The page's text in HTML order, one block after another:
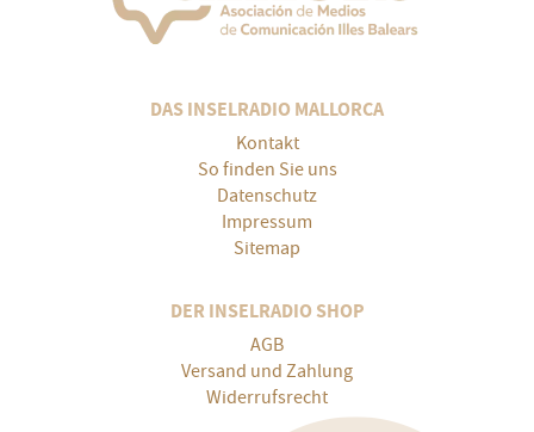
DAS INSELRADIO MALLORCA
Kontakt
So finden Sie uns
Datenschutz
Impressum
Sitemap
DER INSELRADIO SHOP
AGB
Versand und Zahlung
Widerrufsrecht